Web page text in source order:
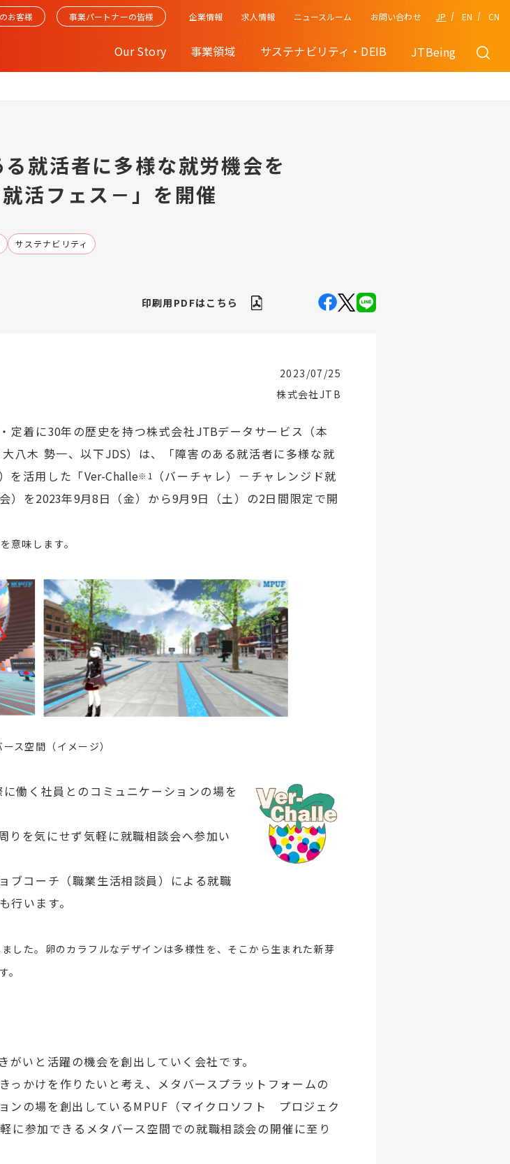
お客様 事業パートナーの皆様
Our Story 事業領域 サステナビリティ・DEIB JTBeing
企業情報 求人情報 ニュースルーム お問い合わせ JP EN CN
就活者に多様な就労機会を
活フェス－」を開催
サステナビリティ
印刷用PDFはこちら
2023/07/25
株式会社JTB
定着に30年の歴史を持つ株式会社JTBデータサービス（本
八木 勢一、以下JDS）は、「障害のある就活者に多様な就
を活用した「Ver-Challe※ 1
（バーチャレ）－チャレンジド就
）を2023年9月8日（金）から9月9日（土）の2日間限定で開
意味します。
ス空間（イメージ）
働く社員とのコミュニケーションの場を
りを気にせず気軽に就職相談会へ参加い
ブコーチ（職業生活相談員）による就職
います。
した。卵のカラフルなデザインは多様性を、そこから生まれた新芽
。
いと活躍の機会を創出していく会社です。
っかけを作りたいと考え、メタバースプラットフォームの
ンの場を創出しているMPUF（マイクロソフト プロジェク
に参加できるメタバース空間での就職相談会の開催に至り